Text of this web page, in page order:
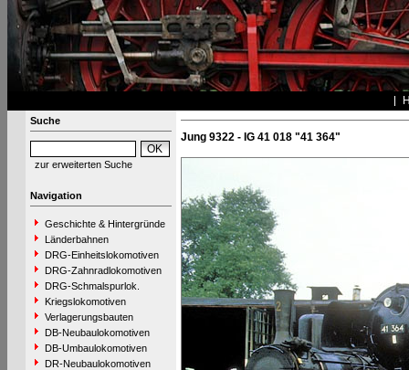
Suche
zur erweiterten Suche
Navigation
Geschichte & Hintergründe
Länderbahnen
DRG-Einheitslokomotiven
DRG-Zahnradlokomotiven
DRG-Schmalspurlok.
Kriegslokomotiven
Verlagerungsbauten
DB-Neubaulokomotiven
DB-Umbaulokomotiven
DR-Neubaulokomotiven
Jung 9322 - IG 41 018 "41 364"